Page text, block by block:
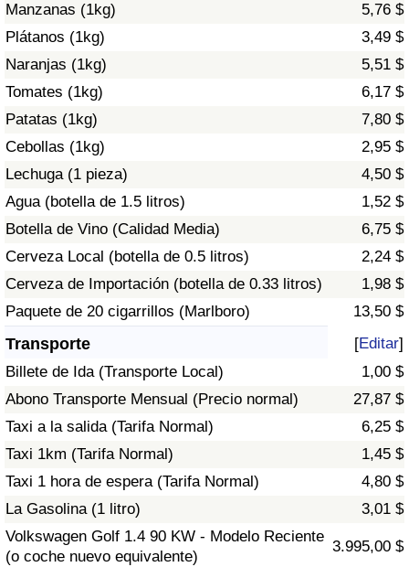
Manzanas (1kg)
5,76 $
Plátanos (1kg)
3,49 $
Naranjas (1kg)
5,51 $
Tomates (1kg)
6,17 $
Patatas (1kg)
7,80 $
Cebollas (1kg)
2,95 $
Lechuga (1 pieza)
4,50 $
Agua (botella de 1.5 litros)
1,52 $
Botella de Vino (Calidad Media)
6,75 $
Cerveza Local (botella de 0.5 litros)
2,24 $
Cerveza de Importación (botella de 0.33 litros)
1,98 $
Paquete de 20 cigarrillos (Marlboro)
13,50 $
Transporte [Editar]
Billete de Ida (Transporte Local)
1,00 $
Abono Transporte Mensual (Precio normal)
27,87 $
Taxi a la salida (Tarifa Normal)
6,25 $
Taxi 1km (Tarifa Normal)
1,45 $
Taxi 1 hora de espera (Tarifa Normal)
4,80 $
La Gasolina (1 litro)
3,01 $
Volkswagen Golf 1.4 90 KW - Modelo Reciente
(o coche nuevo equivalente)
3.995,00 $
Índice de Contaminación (Actual)
Índice de contaminación
Índice de Contaminación por País
Índice de Tráfico
Índice de Tráfico (Actual)